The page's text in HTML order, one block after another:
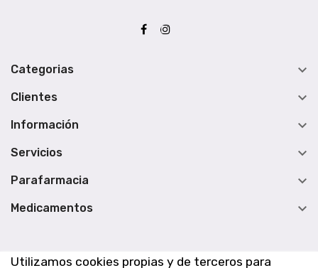
Utilizamos cookies propias y de terceros para
Categorias 
Clientes 
Información 
Servicios 
Parafarmacia 
Medicamentos 